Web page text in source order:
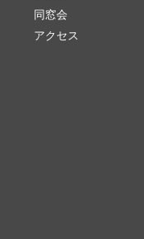
同窓会
アクセス